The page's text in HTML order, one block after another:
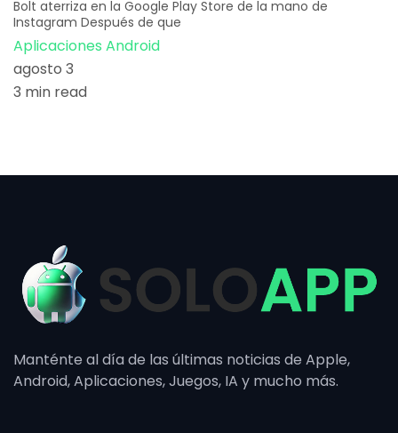
Bolt aterriza en la Google Play Store de la mano de
Instagram Después de que
Aplicaciones Android
agosto 3
3 min read
Manténte al día de las últimas noticias de Apple,
Android, Aplicaciones, Juegos, IA y mucho más.